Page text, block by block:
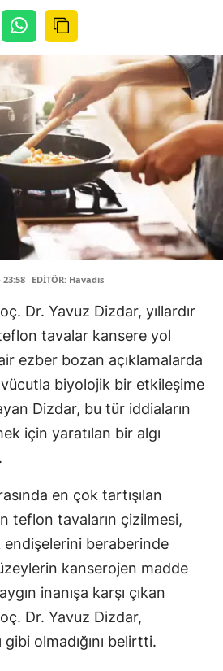
23:58 EDİTÖR: Havadis
Dr. Yavuz Dizdar, yıllardır
tavalar kansere yol
ezber bozan açıklamalarda
biyolojik bir etkileşime
Dizdar, bu tür iddiaların
için yaratılan bir algı
en çok tartışılan
teflon tavaların çizilmesi,
endişelerini beraberinde
kanserojen madde
inanışa karşı çıkan
Dr. Yavuz Dizdar,
gibi olmadığını belirtti.